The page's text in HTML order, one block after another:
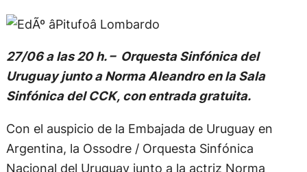
27/06 a las 20 h. – Orquesta Sinfónica del
Uruguay junto a Norma Aleandro en la Sala
Sinfónica del CCK, con entrada gratuita.
Con el auspicio de la Embajada de Uruguay en
Argentina, la Ossodre / Orquesta Sinfónica
Nacional del Uruguay junto a la actriz Norma